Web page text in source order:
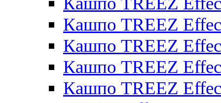
Кашпо TREEZ
Кашпо TREEZ
Кашпо TREEZ
Кашпо TREEZ